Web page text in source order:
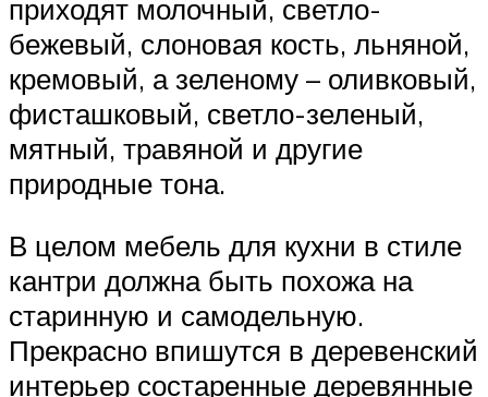
приходят молочный, светло-
бежевый, слоновая кость, льняной,
кремовый, а зеленому – оливковый,
фисташковый, светло-зеленый,
мятный, травяной и другие
природные тона.
В целом мебель для кухни в стиле
кантри должна быть похожа на
старинную и самодельную.
Прекрасно впишутся в деревенский
интерьер состаренные деревянные